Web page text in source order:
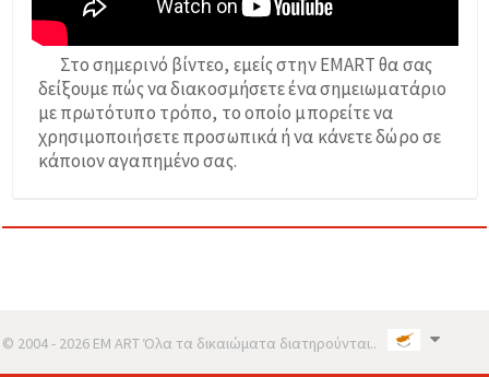
Στο σημερινό βίντεο, εμείς στην EMART θα σας
δείξουμε πώς να διακοσμήσετε ένα σημειωματάριο
με πρωτότυπο τρόπο, το οποίο μπορείτε να
χρησιμοποιήσετε προσωπικά ή να κάνετε δώρο σε
κάποιον αγαπημένο σας.
© 2004 - 2026 EM ART Όλα τα δικαιώματα διατηρούνται..